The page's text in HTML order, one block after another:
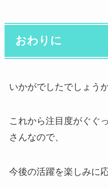
おわりに
いかがでしたでしょう
これから注目度がぐぐ
さんなので、
今後の活躍を楽しみに